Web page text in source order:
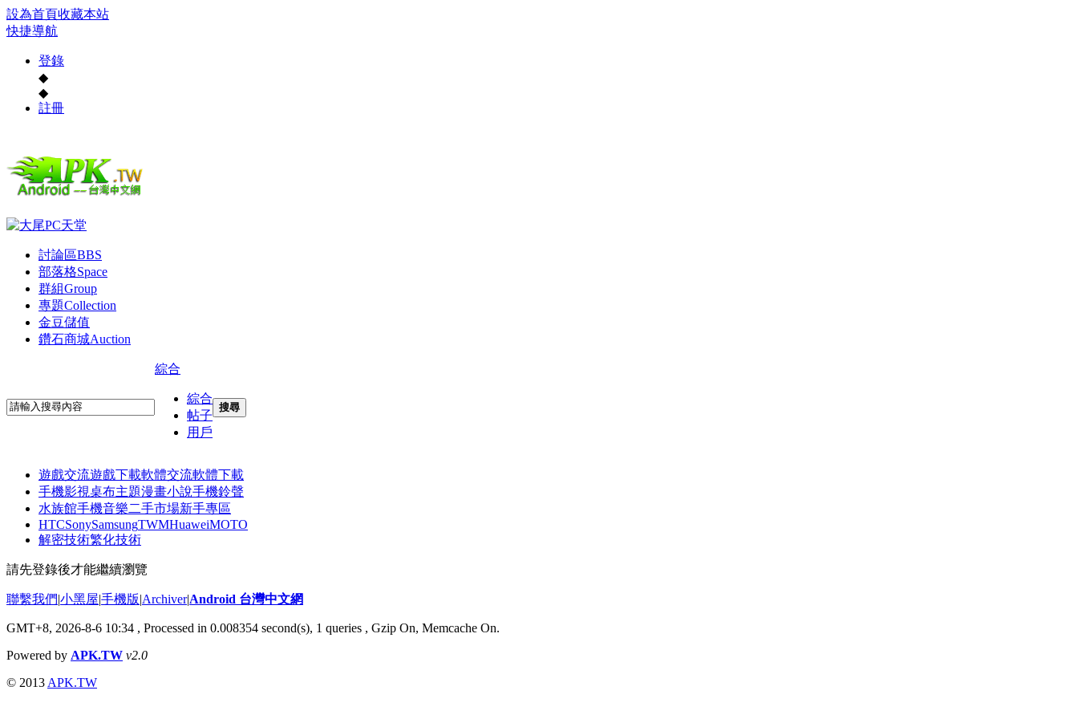
設為首頁收藏本站
快捷導航
登錄
◆
◆
註冊
討論區BBS
部落格Space
群組Group
專題Collection
金豆儲值
鑽石商城Auction
綜合
綜合
帖子
用戶
搜尋
遊戲交流遊戲下載軟體交流軟體下載
手機影視桌布主題漫畫小說手機鈴聲
水族館手機音樂二手市場新手專區
HTCSonySamsungTWMHuaweiMOTO
解密技術繁化技術
請先登錄後才能繼續瀏覽
聯繫我們|小黑屋|手機版|Archiver|Android 台灣中文網
GMT+8, 2026-8-6 10:34 , Processed in 0.008354 second(s), 1 queries , Gzip On, Memcache On.
Powered by APK.TW v2.0
© 2013 APK.TW